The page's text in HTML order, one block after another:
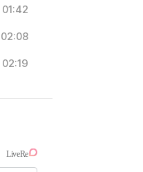
01:42
02:08
02:19